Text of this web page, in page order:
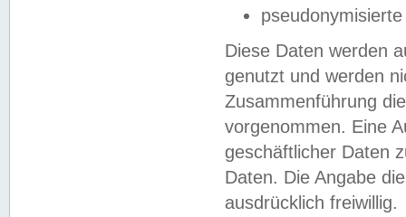
Diese Daten werden
genutzt und werden
Zusammenführung
vorgenommen. Eine
geschäftlicher Daten
Daten. Die Angabe
ausdrücklich freiwillig.